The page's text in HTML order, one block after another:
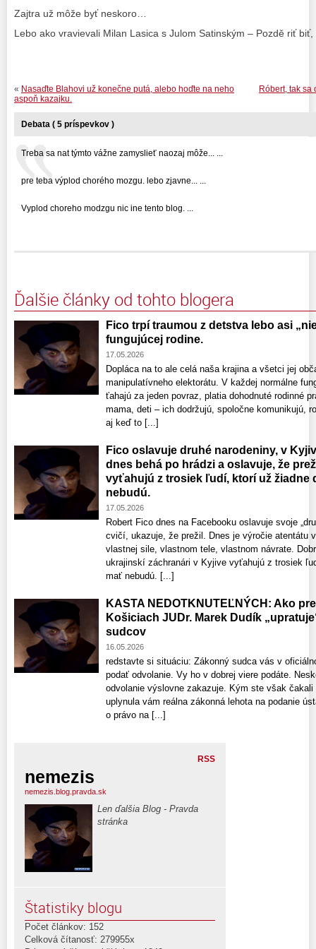
Zajtra už môže byť neskoro…
Lebo ako vravievali Milan Lasica s Julom Satinským – Pozdě riť
Róbert, tak sa
« Nasaďte Blahovi už konečne putá, alebo hoďte na neho
aspoň kazajku.
Debata ( 5 príspevkov )
Treba sa nat týmto vážne zamyslieť naozaj môže... ...
pre teba výplod chorého mozgu. lebo zjavne... ...
Vyplod choreho modzgu nic ine tento blog. ...
Ďalšie články od tohto blogera
Fico trpí traumou z detstva lebo asi
fungujúcej rodine.
17.05.2026
Dopláca na to ale celá naša krajina a všetci jej
manipulatívneho elektorátu. V každej normálne
ťahajú za jeden povraz, platia dohodnuté rodinné
mama, deti – ich dodržujú, spoločne komunikujú,
aj keď to [...]
Fico oslavuje druhé narodeniny, v
dnes behá po hrádzi a oslavuje, že
vyťahujú z trosiek ľudí, ktorí už žiadne
nebudú.
17.05.2026
Robert Fico dnes na Facebooku oslavuje svoje
cvičí, ukazuje, že prežil. Dnes je výročie atentátu
vlastnej sile, vlastnom tele, vlastnom návrate.
ukrajinskí záchranári v Kyjive vyťahujú z trosiek
mať nebudú. [...]
KASTA NEDOTKNUTEĽNÝCH: Ako
Košiciach JUDr. Marek Dudík
sudcov
16.05.2026
redstavte si situáciu: Zákonný sudca vás v
podať odvolanie. Vy ho v dobrej viere podáte.
odvolanie výslovne zakazuje. Kým ste však čakali
uplynula vám reálna zákonná lehota na podanie
o právo na [...]
RSS
nemezis
nemezis.blog.pravda.sk
Len ďalšia Blog - Pravda
stránka
Štatistiky blogu
Počet článkov: 152
Celková čítanosť: 279955x